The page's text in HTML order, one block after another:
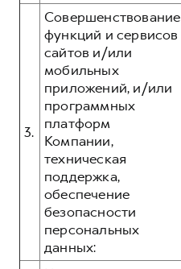
3.
Совершенствование
функций и сервисов
сайтов и/или
мобильных
приложений, и/или
программных
платформ
Компании,
техническая
поддержка,
обеспечение
безопасности
персональных
данных: